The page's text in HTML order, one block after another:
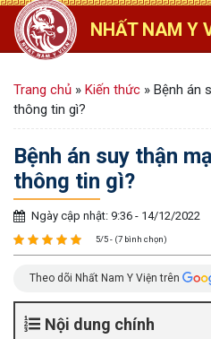
NHẤT NAM Y
Trang chủ » Kiến thức » Bệnh án
thông tin gì?
Bệnh án suy thận
thông tin gì?
Ngày cập nhật: 9:36 - 14/12/2022
5/5 - (7 bình chọn)
Theo dõi Nhất Nam Y Viện trên
Nội dung chính